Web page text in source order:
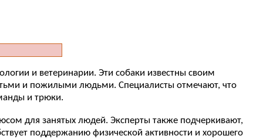
и ветеринарии. Эти собаки известны своим
и пожилыми людьми. Специалисты отмечают, что
и трюки.
для занятых людей. Эксперты также подчеркивают,
поддержанию физической активности и хорошего